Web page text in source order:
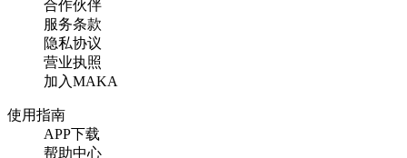
合作伙伴
服务条款
隐私协议
营业执照
加入MAKA
使用指南
APP下载
帮助中心